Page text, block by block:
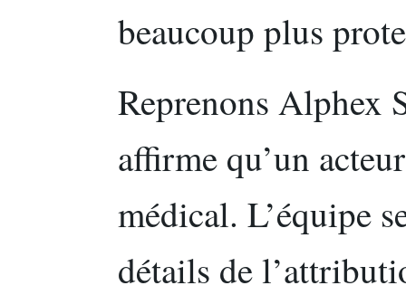
beaucoup plus
Reprenons Alphex
affirme qu’un
médical. L’équipe
détails de